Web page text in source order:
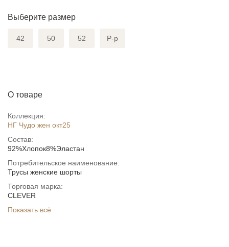
Выберите размер
42 50 52 Р-р
О товаре
Коллекция:
НГ Чудо жен окт25
Состав:
92%Хлопок8%Эластан
Потребительское наименование:
Трусы женские шорты
Торговая марка:
CLEVER
Показать всё